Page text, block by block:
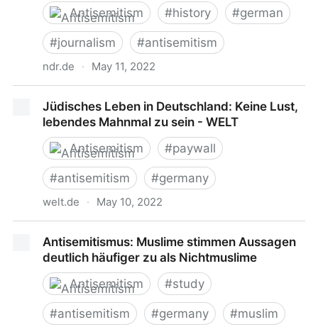
Antisemitism
#history #german
#journalism #antisemitism
ndr.de · May 11, 2022
Zweiten Weltkrieg
Jüdisches Leben in Deutschland: Keine Lust,
lebendes Mahnmal zu sein - WELT
Antisemitism
#paywall
#antisemitism #germany
welt.de · May 10, 2022
lebendes Mahnmal zu sein - WELT
Antisemitismus: Muslime stimmen Aussagen
deutlich häufiger zu als Nichtmuslime
Antisemitism
#study
#antisemitism #germany #muslim